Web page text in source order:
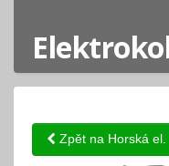
Zpět na Horská el.